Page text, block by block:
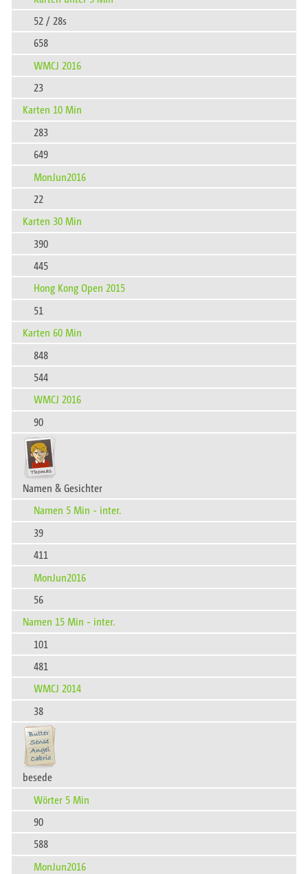
52 / 28s
658
WMCJ 2016
23
Karten 10 Min
283
649
MonJun2016
22
Karten 30 Min
390
445
Hong Kong Open 2015
51
Karten 60 Min
848
544
WMCJ 2016
90
Namen & Gesichter
Namen 5 Min - inter.
39
411
MonJun2016
56
Namen 15 Min - inter.
101
481
WMCJ 2014
38
besede
Wörter 5 Min
90
588
MonJun2016